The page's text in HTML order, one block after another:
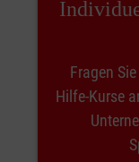
Fragen
Hilfe-Kurse